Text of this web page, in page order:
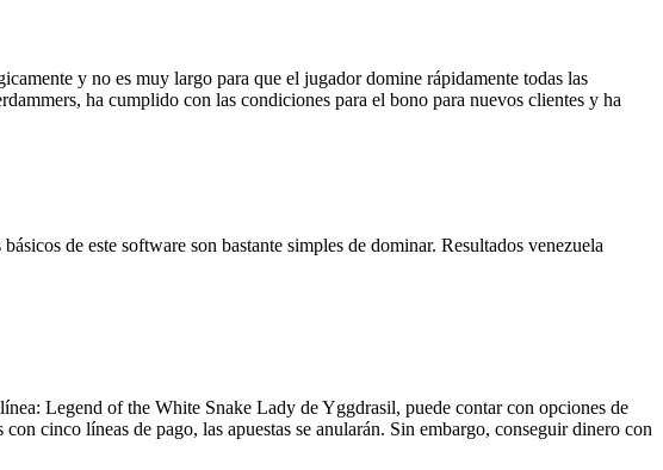
y no es muy largo para que el jugador domine rápidamente todas las
ha cumplido con las condiciones para el bono para nuevos clientes y ha
de este software son bastante simples de dominar. Resultados venezuela
Legend of the White Snake Lady de Yggdrasil, puede contar con opciones de
cinco líneas de pago, las apuestas se anularán. Sin embargo, conseguir dinero con